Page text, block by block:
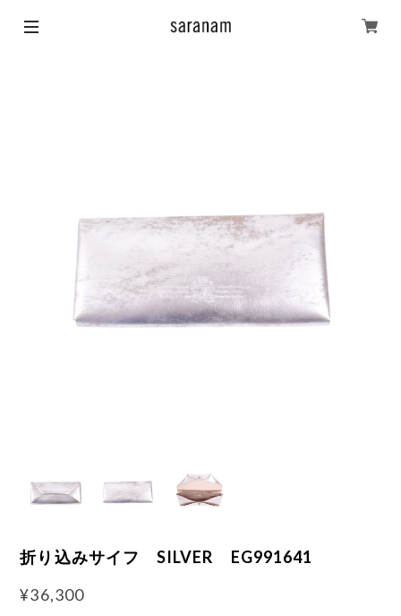
折り込みサイフ SILVER EG991641
¥36,300